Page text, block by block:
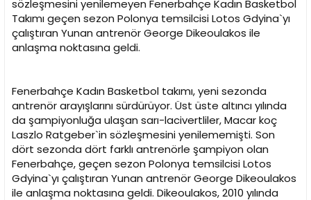
a
n
i
h
i
sözleşmesini yenilemeyen Fenerbahçe Kadın Basketbol
Takımı geçen sezon Polonya temsilcisi Lotos Gdyina`yı
çalıştıran Yunan antrenör George Dikeoulakos ile
anlaşma noktasına geldi.
Fenerbahçe Kadın Basketbol takımı, yeni sezonda
antrenör arayışlarını sürdürüyor. Üst üste altıncı yılında
da şampiyonluğa ulaşan sarı-lacivertliler, Macar koç
Laszlo Ratgeber`in sözleşmesini yenilememişti. Son
dört sezonda dört farklı antrenörle şampiyon olan
Fenerbahçe, geçen sezon Polonya temsilcisi Lotos
Gdyina`yı çalıştıran Yunan antrenör George Dikeoulakos
ile anlaşma noktasına geldi. Dikeoulakos, 2010 yılında